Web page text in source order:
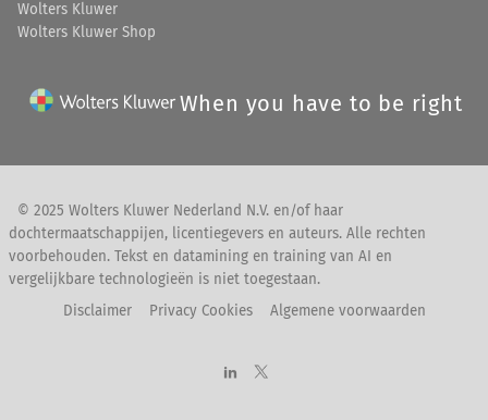
Wolters Kluwer
Wolters Kluwer Shop
When you have to be right
© 2025 Wolters Kluwer Nederland N.V. en/of haar
dochtermaatschappijen, licentiegevers en auteurs. Alle rechten
voorbehouden. Tekst en datamining en training van AI en
vergelijkbare technologieën is niet toegestaan.
Disclaimer
Privacy Cookies Algemene voorwaarden